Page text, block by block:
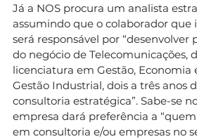
Já a NOS procura um analista
assumindo que o colaborador que
será responsável por “desenvolver
do negócio de Telecomunicações,
licenciatura em Gestão, Economia
Gestão Industrial, dois a três anos
consultoria estratégica”. Sabe-se
empresa dará preferência a
em consultoria e/ou empresas no